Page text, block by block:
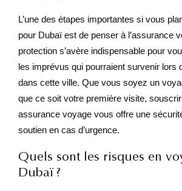
L’une des étapes importantes si vous
pour Dubaï est de penser à l’assurance
protection s’avère indispensable pour
les imprévus qui pourraient survenir lors
dans cette ville. Que vous soyez un
que ce soit votre première visite,
assurance voyage vous offre une
soutien en cas d’urgence.
Quels sont les risques en
Dubaï ?